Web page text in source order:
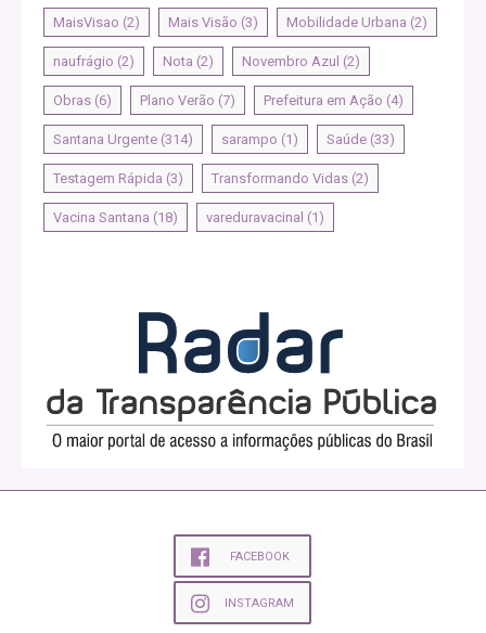
MaisVisao (2) Mais Visão (3) Mobilidade Urbana (2)
naufrágio (2) Nota (2) Novembro Azul (2)
Obras (6) Plano Verão (7) Prefeitura em Ação (4)
Santana Urgente (314) sarampo (1) Saúde (33)
Testagem Rápida (3) Transformando Vidas (2)
Vacina Santana (18) vareduravacinal (1)
FACEBOOK
INSTAGRAM